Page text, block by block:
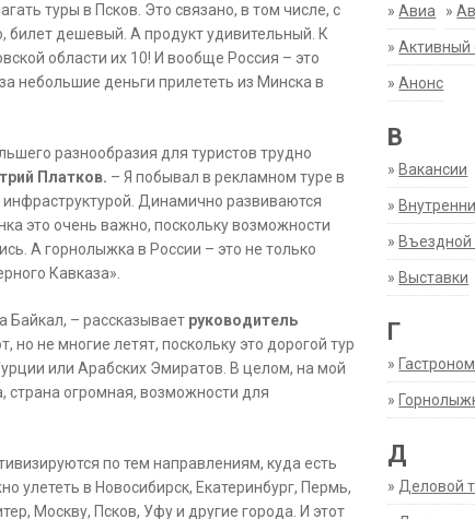
туры в Псков. Это связано, в том числе, с
билет дешевый. А продукт удивительный. К
области их 10! И вообще Россия – это
небольшие деньги прилететь из Минска в
разнообразия для туристов трудно
Платков. – Я побывал в рекламном туре в
Динамично развиваются
это очень важно, поскольку возможности
А горнолыжка в России – это не только
Кавказа».
Байкал, – рассказывает руководитель
но не многие летят, поскольку это дорогой тур
или Арабских Эмиратов. В целом, на мой
страна огромная, возможности для
по тем направлениям, куда есть
улететь в Новосибирск, Екатеринбург, Пермь,
Москву, Псков, Уфу и другие города. И этот
»Авиа »
»Активный
»Анонс
В
» Вакансии
»
» Въездной
» Выставки
Г
»
»
Д
» Деловой